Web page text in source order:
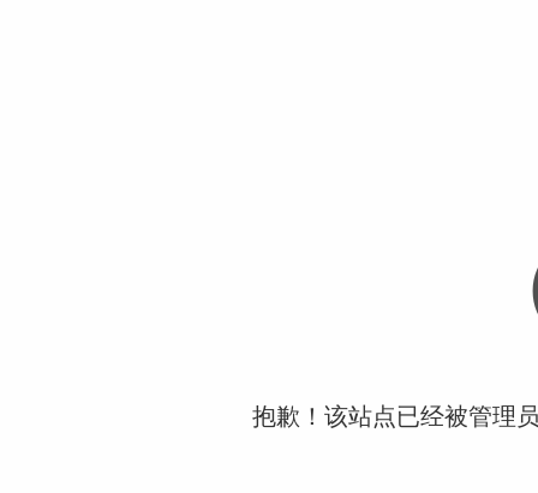
抱歉！该站点已经被管理